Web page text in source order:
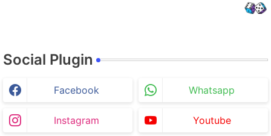
Social Plugin
Facebook Whatsapp
Instagram Youtube